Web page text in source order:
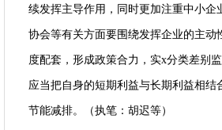
续发挥主导作用，同时更加注重中小企
协会等有关方面要围绕发挥企业的主动
度配套，形成政策合力，实x分类差别
应当把自身的短期利益与长期利益相结
节能减排。（执笔：胡迟等）